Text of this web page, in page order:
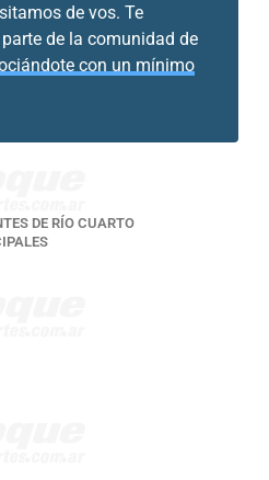
de vos. Te
de la comunidad de
con un mínimo
DE RÍO CUARTO